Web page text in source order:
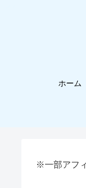
ホーム
※一部アフ